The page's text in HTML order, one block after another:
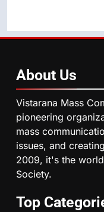
About Us
Vistarana Mass
pioneering
mass
issues, and
2009, it's the
Society.
Top